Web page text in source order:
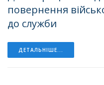
повернення
до служби
ДЕТАЛЬНІШЕ...